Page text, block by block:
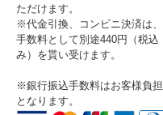
ただけます。
※代金引換、コンビニ決済は、
手数料として別途440円（税込
み）を貰い受けます。
※銀行振込手数料はお客様負担
となります。